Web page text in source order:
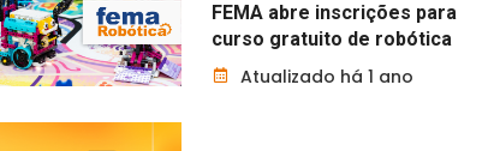
FEMA abre inscrições para
curso gratuito de robótica
Atualizado há 1 ano